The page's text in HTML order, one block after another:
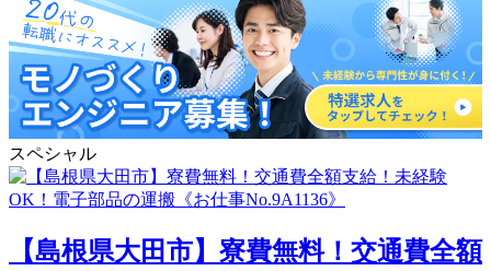
スペシャル
【島根県大田市】寮費無料！交通費全額